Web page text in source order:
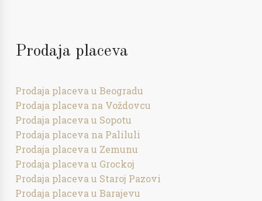
Prodaja placeva
Prodaja placeva u Beogradu
Prodaja placeva na Voždovcu
Prodaja placeva u Sopotu
Prodaja placeva na Paliluli
Prodaja placeva u Zemunu
Prodaja placeva u Grockoj
Prodaja placeva u Staroj Pazovi
Prodaja placeva u Barajevu